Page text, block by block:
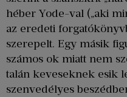
héber Yode-val („aki
az eredeti
szerepelt. Egy másik
számos ok miatt nem
talán keveseknek esik
szenvedélyes